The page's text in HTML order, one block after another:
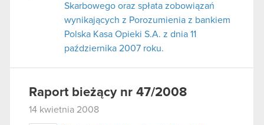
Skarbowego oraz spłata zobowiązań
wynikających z Porozumienia z bankiem
Polska Kasa Opieki S.A. z dnia 11
października 2007 roku.
Raport bieżący nr 47/2008
14 kwietnia 2008